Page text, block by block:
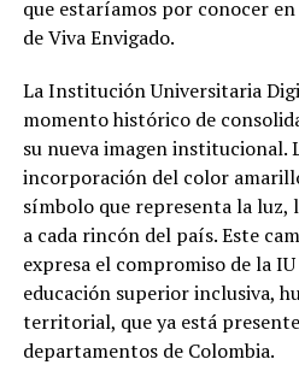
que estaríamos por conocer en
de Viva Envigado.
La Institución Universitaria
momento histórico de
su nueva imagen institucional.
incorporación del color
símbolo que representa la luz,
a cada rincón del país. Este
expresa el compromiso de la
educación superior inclusiva,
territorial, que ya está
departamentos de Colombia.